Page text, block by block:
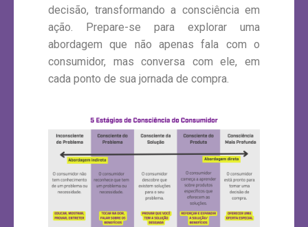
decisão, transformando a consciência em
ação. Prepare-se para explorar uma
abordagem que não apenas fala com o
consumidor, mas conversa com ele, em
cada ponto de sua jornada de compra.